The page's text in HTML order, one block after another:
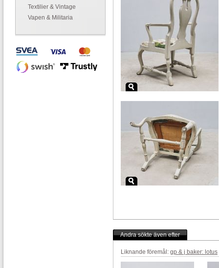
Textilier & Vintage
Vapen & Militaria
Andra sökte även efter
Liknande föremål: gp & j baker: lotus